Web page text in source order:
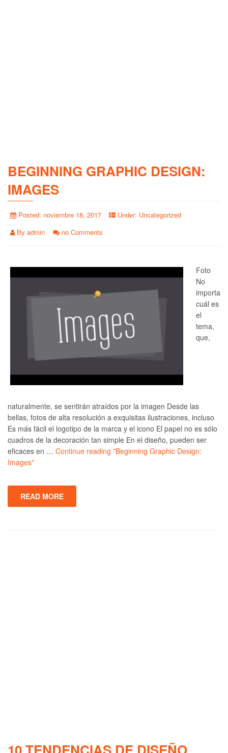
BEGINNING GRAPHIC DESIGN:
IMAGES
Posted: noviembre 18, 2017 Under: Uncategorized
By admin no Comments
Foto
No
importa
cuál es
el
tema,
que,
naturalmente, se sentirán atraídos por la imagen Desde las
bellas, fotos de alta resolución a exquisitas ilustraciones, incluso
Es más fácil el logotipo de la marca y el icono El papel no es sólo
cuadros de la decoración tan simple En el diseño, pueden ser
eficaces en … Continue reading "Beginning Graphic Design:
Images"
READ MORE